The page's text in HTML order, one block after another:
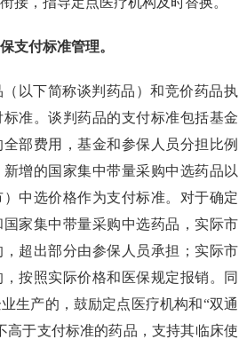
支付标准管理。
以下简称谈判药品）和竞价药品执
准。谈判药品的支付标准包括基金
部费用，基金和参保人员分担比例
增的国家集中带量采购中选药品以
中选价格作为支付标准。对于确定
家集中带量采购中选药品，实际市
超出部分由参保人员承担；实际市
按照实际价格和医保规定报销。同
生产的，鼓励定点医疗机构和“双通
高于支付标准的药品，支持其临床使